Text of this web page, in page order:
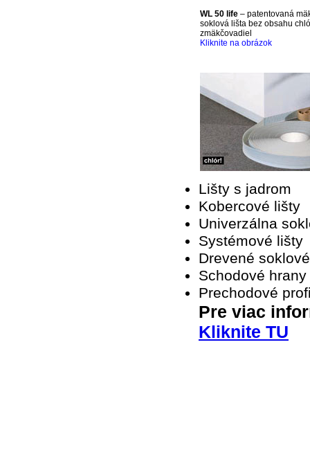
WL 50 life – patentovaná
soklová lišta bez obsahu
zmäkčovadiel
Kliknite na obrázok
Lišty s jadrom
Kobercové lišty
Univerzálna
Systémové lišty
Drevené
Schodové hrany
Prechodové
Pre viac
Kliknite TU